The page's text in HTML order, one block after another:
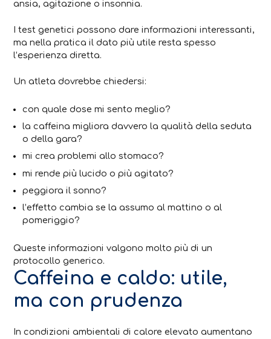
ansia, agitazione o insonnia.
I test genetici possono dare informazioni interessanti,
ma nella pratica il dato più utile resta spesso
l’esperienza diretta.
Un atleta dovrebbe chiedersi:
con quale dose mi sento meglio?
la caffeina migliora davvero la qualità della seduta
o della gara?
mi crea problemi allo stomaco?
mi rende più lucido o più agitato?
peggiora il sonno?
l’effetto cambia se la assumo al mattino o al
pomeriggio?
Queste informazioni valgono molto più di un
protocollo generico.
Caffeina e caldo: utile,
ma con prudenza
In condizioni ambientali di calore elevato aumentano